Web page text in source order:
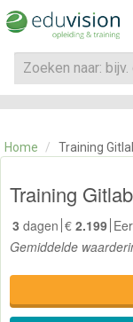
CATEGORIE
OVER ONS
SKILLS ALCHEMIST
Home / Training
Training
3 dagen € 2.199
Gemiddelde